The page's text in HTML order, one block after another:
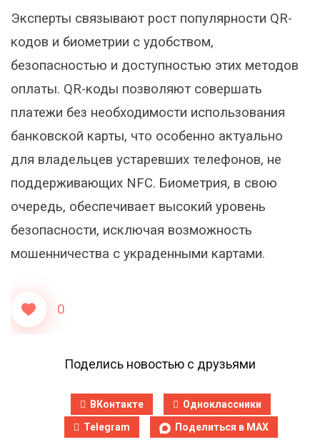
Эксперты связывают рост популярности QR-
кодов и биометрии с удобством,
безопасностью и доступностью этих методов
оплаты. QR-коды позволяют совершать
платежи без необходимости использования
банковской карты, что особенно актуально
для владельцев устаревших телефонов, не
поддерживающих NFC. Биометрия, в свою
очередь, обеспечивает высокий уровень
безопасности, исключая возможность
мошенничества с украденными картами.
0
Поделись новостью с друзьями
ВКонтакте
Одноклассники
Telegram
Поделиться в MAX